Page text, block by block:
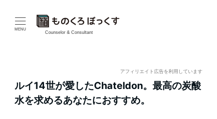
MENU
Counselor & Consultant
アフィリエイト広告を利用しています
ルイ14世が愛したChateldon。最高の炭酸
水を求めるあなたにおすすめ。